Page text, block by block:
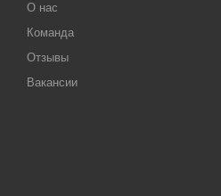
О нас
Команда
Отзывы
Вакансии